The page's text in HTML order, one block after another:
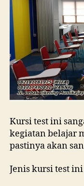
Kursi test ini
kegiatan belajar
pastinya akan
Jenis kursi test